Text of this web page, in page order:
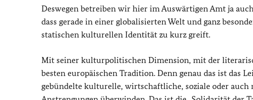
Deswegen betreiben wir hier im Auswärtigen Amt ja
dass gerade in einer globalisierten Welt und ganz
statischen kulturellen Identität zu kurz greift.
Mit seiner kulturpolitischen Dimension, mit der
besten europäischen Tradition. Denn genau das ist das
gebündelte kulturelle, wirtschaftliche, soziale oder